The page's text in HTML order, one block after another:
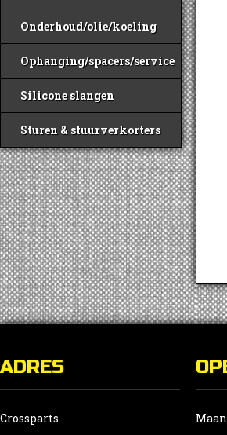
Onderhoud/olie/koeling
Ophanging/spacers/service
Silicone slangen
Sturen & stuurverkorters
ADRES
Crossparts